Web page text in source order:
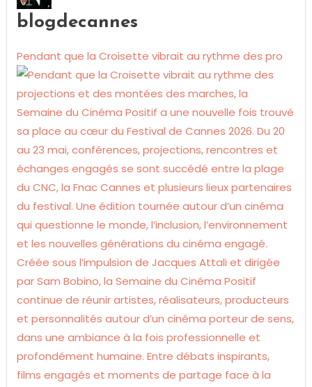
blogdecannes
Pendant que la Croisette vibrait au rythme des pro